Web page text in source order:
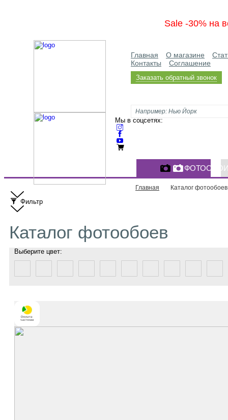
Sale -30% на
Главная О магазине
Контакты
Соглашение
Заказать обратный звонок
Мы в соцсетях:
Главная Каталог фотообоев
Фильтр
Каталог фотообоев
Выберите цвет: